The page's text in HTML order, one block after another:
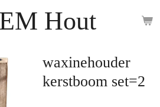
EM Hout
waxinehouder
kerstboom set=2